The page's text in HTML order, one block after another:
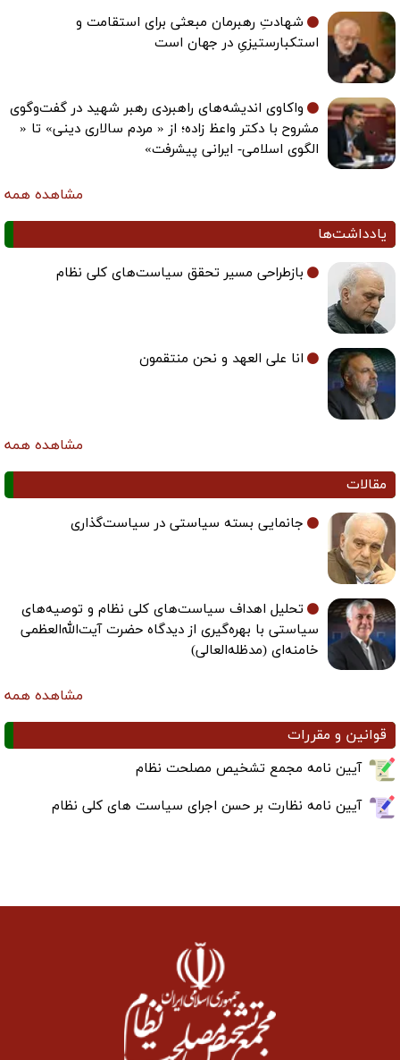
شهادتِ رهبرمان مبعثی برای استقامت و
استکبارستیزیِ در جهان است
واکاوی اندیشه‌های راهبردی رهبر شهید در گفت‌وگوی
مشروح با دکتر واعظ زاده؛ از « مردم سالاری دینی» تا «
الگوی اسلامی- ایرانی پیشرفت»
مشاهده همه
یادداشت‌ها
بازطراحی مسیر تحقق سیاست‌های کلی نظام
انا علی العهد و نحن منتقمون
مشاهده همه
مقالات
جانمایی بسته سیاستی در سیاست‌گذاری
تحلیل اهداف سیاست‌های کلی نظام و توصیه‌های
سیاستی با بهره‌گیری از دیدگاه حضرت آیت‌الله‌العظمی
خامنه‌ای (مدظله‌العالی)
مشاهده همه
قوانین و مقررات
آیین نامه مجمع تشخیص مصلحت نظام
آیین نامه نظارت بر حسن اجرای سیاست های کلی نظام